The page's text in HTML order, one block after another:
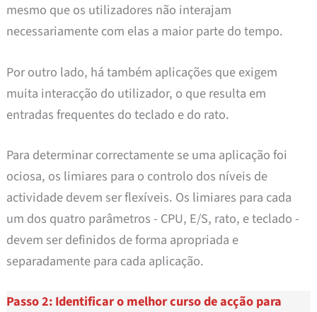
mesmo que os utilizadores não interajam
necessariamente com elas a maior parte do tempo.
Por outro lado, há também aplicações que exigem
muita interacção do utilizador, o que resulta em
entradas frequentes do teclado e do rato.
Para determinar correctamente se uma aplicação foi
ociosa, os limiares para o controlo dos níveis de
actividade devem ser flexíveis. Os limiares para cada
um dos quatro parâmetros - CPU, E/S, rato, e teclado -
devem ser definidos de forma apropriada e
separadamente para cada aplicação.
Passo 2: Identificar o melhor curso de acção para